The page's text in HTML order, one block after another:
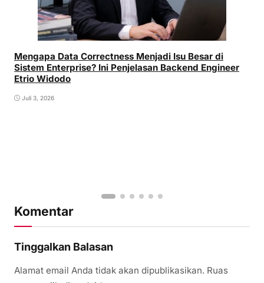
Mengapa Data Correctness Menjadi Isu Besar di
Sistem Enterprise? Ini Penjelasan Backend Engineer
Etrio Widodo
Juli 3, 2026
Komentar
Tinggalkan Balasan
Alamat email Anda tidak akan dipublikasikan. Ruas